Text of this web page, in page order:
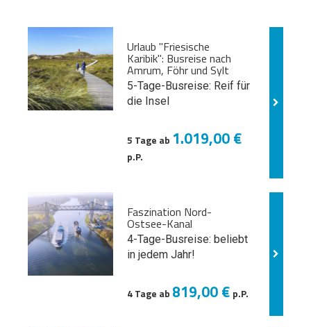
Urlaub "Friesische
Karibik": Busreise nach
Amrum, Föhr und Sylt
5-Tage-Busreise: Reif für
die Insel
5 Tage ab 1.019,00 €
p.P.
Faszination Nord-
Ostsee-Kanal
4-Tage-Busreise: beliebt
in jedem Jahr!
4 Tage ab 819,00 € p.P.